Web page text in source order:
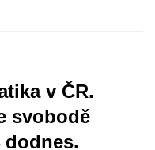
v ČR.
svobodě
dodnes.